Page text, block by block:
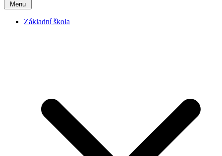
Menu
Základní škola